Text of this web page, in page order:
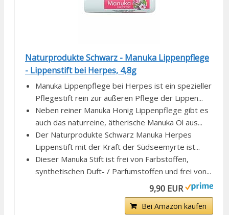
Naturprodukte Schwarz - Manuka Lippenpflege
- Lippenstift bei Herpes, 4,8g
Manuka Lippenpflege bei Herpes ist ein spezieller
Pflegestift rein zur äußeren Pflege der Lippen...
Neben reiner Manuka Honig Lippenpflege gibt es
auch das naturreine, ätherische Manuka Öl aus...
Der Naturprodukte Schwarz Manuka Herpes
Lippenstift mit der Kraft der Südseemyrte ist...
Dieser Manuka Stift ist frei von Farbstoffen,
synthetischen Duft- / Parfumstoffen und frei von...
9,90 EUR
Bei Amazon kaufen